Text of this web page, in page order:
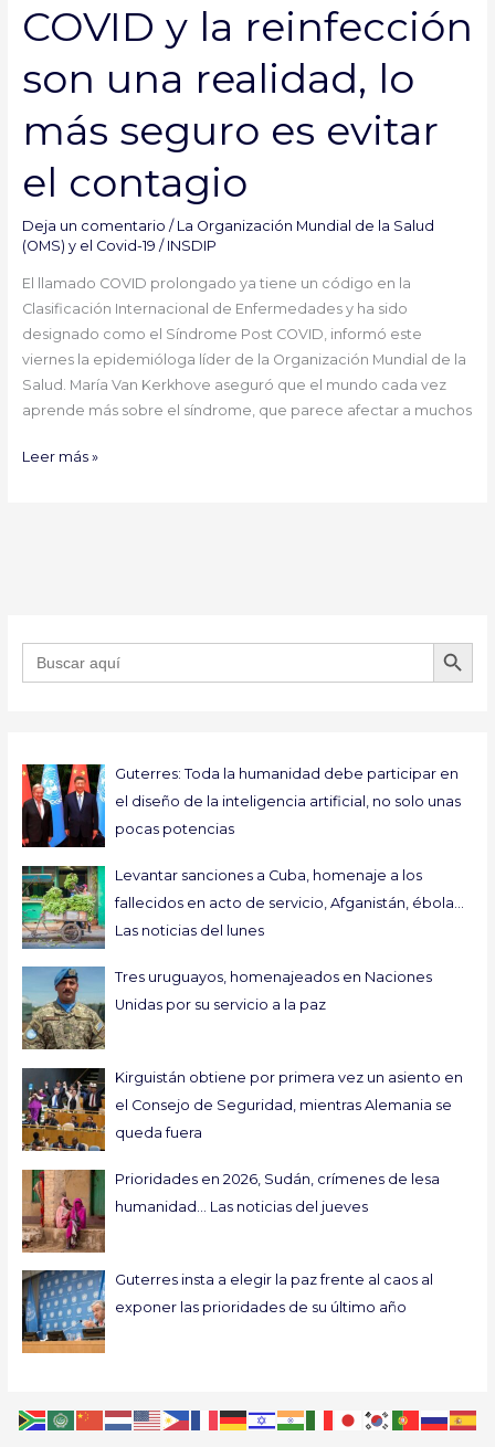
COVID y la reinfección
son una realidad, lo
más seguro es evitar
el contagio
Deja un comentario / La Organización Mundial de la Salud
(OMS) y el Covid-19 / INSDIP
El llamado COVID prolongado ya tiene un código en la
Clasificación Internacional de Enfermedades y ha sido
designado como el Síndrome Post COVID, informó este
viernes la epidemióloga líder de la Organización Mundial de la
Salud. María Van Kerkhove aseguró que el mundo cada vez
aprende más sobre el síndrome, que parece afectar a muchos
más
seguro
evitar
contagio
Leer más »
Buscar: BOTÓN DE
Guterres: Toda la humanidad debe participar en
el diseño de la inteligencia artificial, no solo unas
pocas potencias
Levantar sanciones a Cuba, homenaje a los
fallecidos en acto de servicio, Afganistán, ébola…
Las noticias del lunes
Tres uruguayos, homenajeados en Naciones
Unidas por su servicio a la paz
Kirguistán obtiene por primera vez un asiento en
el Consejo de Seguridad, mientras Alemania se
queda fuera
Prioridades en 2026, Sudán, crímenes de lesa
humanidad… Las noticias del jueves
Guterres insta a elegir la paz frente al caos al
exponer las prioridades de su último año